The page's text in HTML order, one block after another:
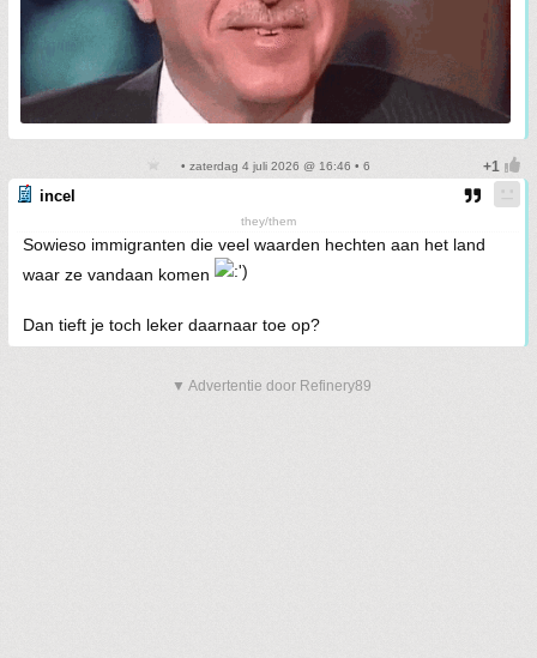
• zaterdag 4 juli 2026 @ 16:46 • 6
incel
they/them
Sowieso immigranten die veel waarden hechten aan het land
waar ze vandaan komen
Dan tieft je toch leker daarnaar toe op?
▼ Advertentie door Refinery89